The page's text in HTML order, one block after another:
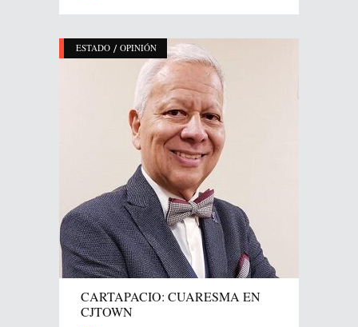
ESTADO / OPINIÓN
CARTAPACIO: CUARESMA EN
CJTOWN